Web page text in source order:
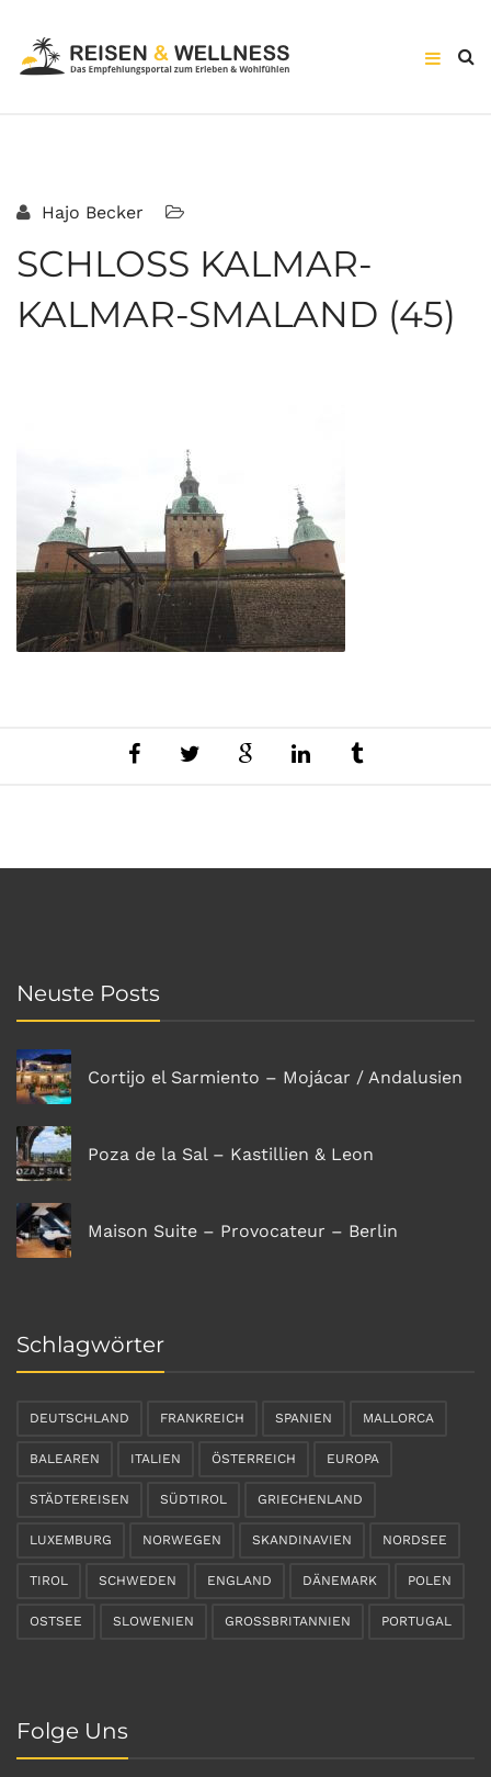
Hajo Becker
SCHLOSS KALMAR-
KALMAR-SMALAND (45)
Neuste Posts
Cortijo el Sarmiento – Mojácar / Andalusien
Poza de la Sal – Kastillien & Leon
Maison Suite – Provocateur – Berlin
Schlagwörter
DEUTSCHLAND FRANKREICH SPANIEN MALLORCA
BALEAREN ITALIEN ÖSTERREICH EUROPA
STÄDTEREISEN SÜDTIROL GRIECHENLAND
LUXEMBURG NORWEGEN SKANDINAVIEN NORDSEE
TIROL SCHWEDEN ENGLAND DÄNEMARK POLEN
OSTSEE SLOWENIEN GROSSBRITANNIEN PORTUGAL
Folge Uns